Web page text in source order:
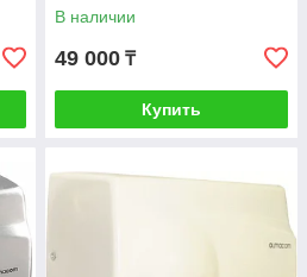
В наличии
49 000 ₸
Купить